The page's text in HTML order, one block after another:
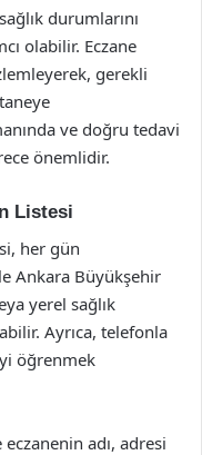
durumlarını
olabilir. Eczane
gerekli
ve doğru tedavi
önemlidir.
Listesi
her gün
Ankara Büyükşehir
yerel sağlık
Ayrıca, telefonla
öğrenmek
adı, adresi